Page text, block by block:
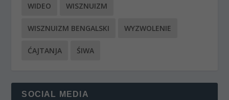
WIDEO WISZNUIZM
WISZNUIZM BENGALSKI WYZWOLENIE
ĆAJTANJA ŚIWA
SOCIAL MEDIA